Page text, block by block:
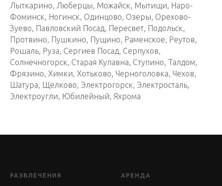
Лыткарино, Люберцы, Можайск, Мытищи, Наро-
Фоминск, Ногинск, Одинцово, Озеры, Орехово-
Зуево, Павловский Посад, Пересвет, Подольск,
Протвино, Пушкино, Пущино, Раменское, Реутов,
Рошаль, Руза, Сергиев Посад, Серпухов,
Солнечногорск, Старая Купавна, Ступино, Талдом,
Фрязино, Химки, Хотьково, Черноголовка, Чехов,
Шатура, Щелково, Электрогорск, Электросталь,
Электроугли, Юбилейный, Яхрома
РАЗВЛЕЧЕНИЯ АРЕНДА